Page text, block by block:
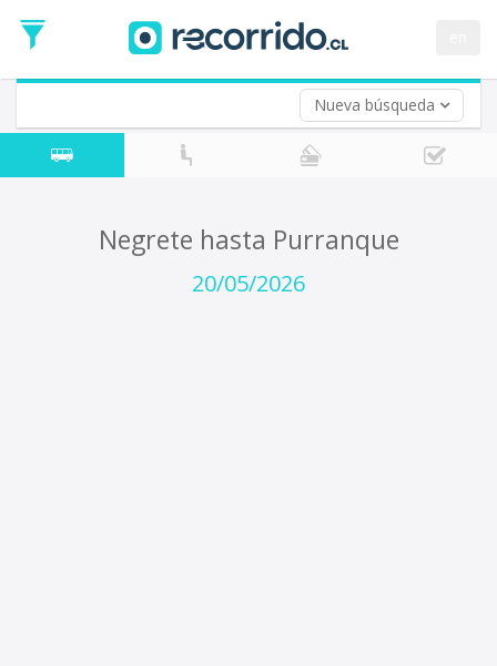
Nueva búsqueda
de
Ida
Vuelta (opcional)
Fecha
de
Negrete hasta Purranque
20/05/2026